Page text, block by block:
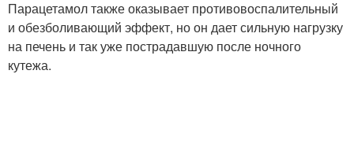
Парацетамол также оказывает противовоспалительный
и обезболивающий эффект, но он дает сильную нагрузку
на печень и так уже пострадавшую после ночного
кутежа.